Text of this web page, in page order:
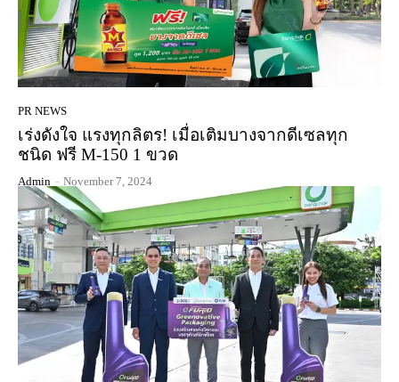
PR NEWS
เร่งดังใจ แรงทุกลิตร! เมื่อเติมบางจากดีเซลทุก
ชนิด ฟรี M-150 1 ขวด
Admin - November 7, 2024